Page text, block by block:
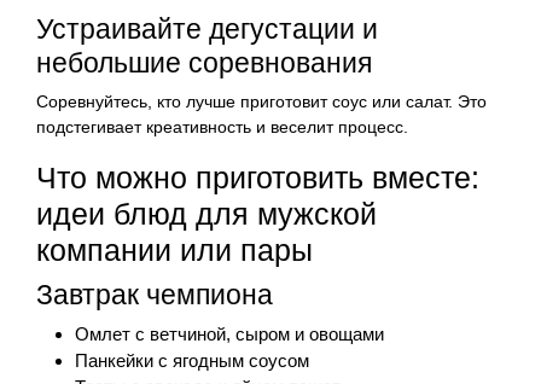
Устраивайте дегустации и
небольшие соревнования
Соревнуйтесь, кто лучше приготовит соус или салат. Это
подстегивает креативность и веселит процесс.
Что можно приготовить вместе:
идеи блюд для мужской
компании или пары
Завтрак чемпиона
Омлет с ветчиной, сыром и овощами
Панкейки с ягодным соусом